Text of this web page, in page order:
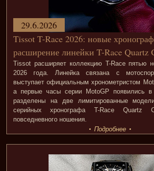
Tissot T-Race 2026: новые
расширение линейки T-Race Quartz
Tissot расширяет коллекцию T-Race пятью
2026 года. Линейка связана с
выступает официальным хронометристом
а первые часы серии MotoGP появились
разделены на две лимитированные
серийных хронографа T-Race Quartz
повседневного ношения.
29.6.2026
Подробнее